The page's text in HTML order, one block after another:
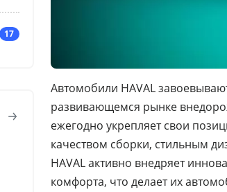
17
Автомобили HAVAL
развивающемся рынке
ежегодно укрепляет свои
качеством сборки, стильным
HAVAL активно внедряет
комфорта, что делает их